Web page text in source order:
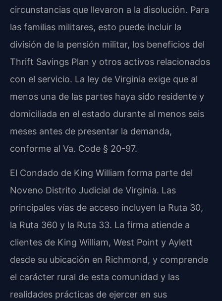
circunstancias que llevaron a la disolución. Para
las familias militares, esto puede incluir la
división de la pensión militar, los beneficios del
Thrift Savings Plan y otros activos relacionados
con el servicio. La ley de Virginia exige que al
menos una de las partes haya sido residente y
domiciliada en el estado durante al menos seis
meses antes de presentar la demanda,
conforme al Va. Code § 20-97.
El Condado de King William forma parte del
Noveno Distrito Judicial de Virginia. Las
principales vías de acceso incluyen la Ruta 30,
la Ruta 360 y la Ruta 33. La firma atiende a
clientes de King William, West Point y Aylett
desde su ubicación en Richmond, y comprende
el carácter rural de esta comunidad y las
realidades prácticas de ejercer en sus